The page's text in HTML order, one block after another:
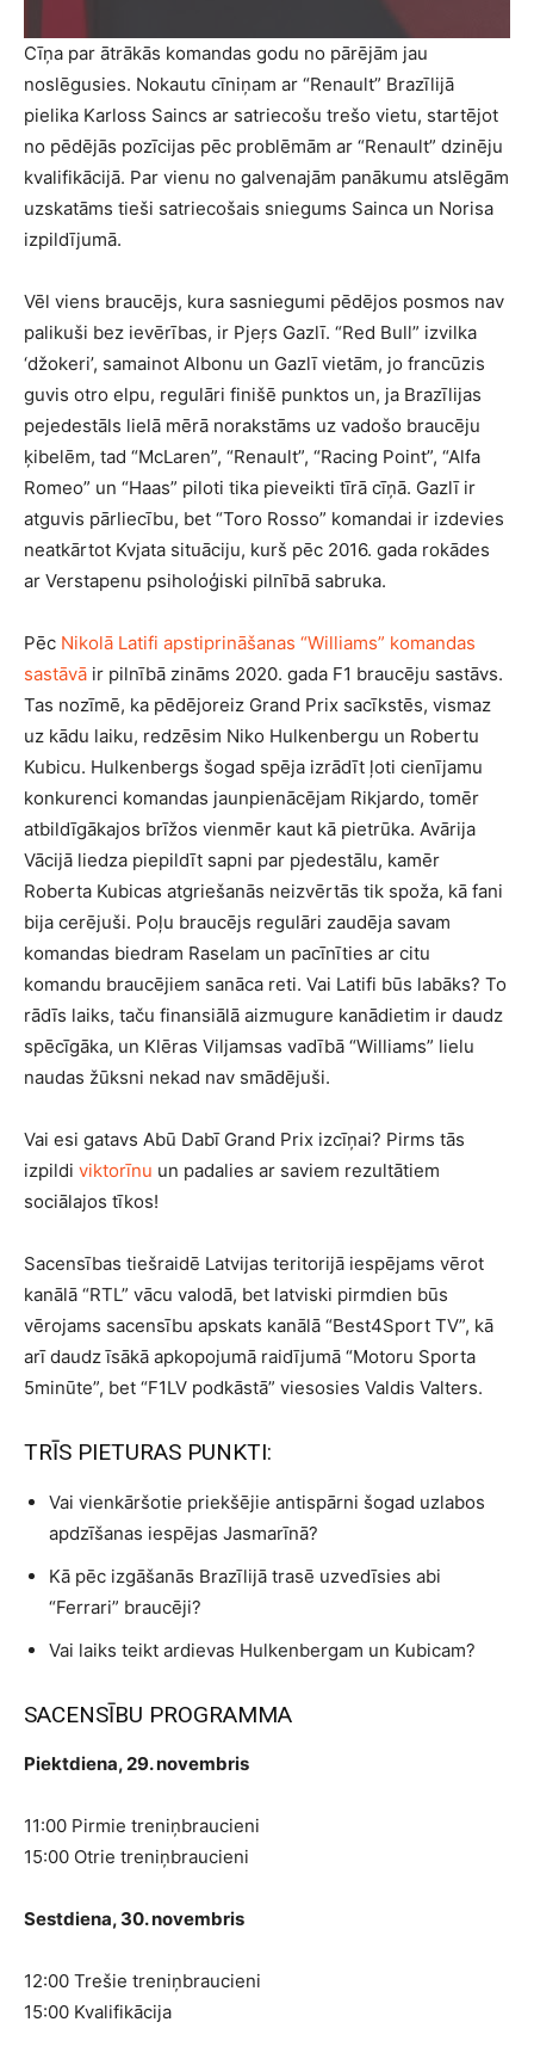
Cīņa par ātrākās komandas godu no pārējām jau
noslēgusies. Nokautu cīniņam ar “Renault” Brazīlijā
pielika Karloss Saincs ar satriecošu trešo vietu, startējot
no pēdējās pozīcijas pēc problēmām ar “Renault” dzinēju
kvalifikācijā. Par vienu no galvenajām panākumu atslēgām
uzskatāms tieši satriecošais sniegums Sainca un Norisa
izpildījumā.
Vēl viens braucējs, kura sasniegumi pēdējos posmos nav
palikuši bez ievērības, ir Pjeŗs Gazlī. “Red Bull” izvilka
‘džokeri’, samainot Albonu un Gazlī vietām, jo francūzis
guvis otro elpu, regulāri finišē punktos un, ja Brazīlijas
pejedestāls lielā mērā norakstāms uz vadošo braucēju
ķibelēm, tad “McLaren”, “Renault”, “Racing Point”, “Alfa
Romeo” un “Haas” piloti tika pieveikti tīrā cīņā. Gazlī ir
atguvis pārliecību, bet “Toro Rosso” komandai ir izdevies
neatkārtot Kvjata situāciju, kurš pēc 2016. gada rokādes
ar Verstapenu psiholoģiski pilnībā sabruka.
Pēc Nikolā Latifi apstiprināšanas “Williams” komandas
sastāvā ir pilnībā zināms 2020. gada F1 braucēju sastāvs.
Tas nozīmē, ka pēdējoreiz Grand Prix sacīkstēs, vismaz
uz kādu laiku, redzēsim Niko Hulkenbergu un Robertu
Kubicu. Hulkenbergs šogad spēja izrādīt ļoti cienījamu
konkurenci komandas jaunpienācējam Rikjardo, tomēr
atbildīgākajos brīžos vienmēr kaut kā pietrūka. Avārija
Vācijā liedza piepildīt sapni par pjedestālu, kamēr
Roberta Kubicas atgriešanās neizvērtās tik spoža, kā fani
bija cerējuši. Poļu braucējs regulāri zaudēja savam
komandas biedram Raselam un pacīnīties ar citu
komandu braucējiem sanāca reti. Vai Latifi būs labāks? To
rādīs laiks, taču finansiālā aizmugure kanādietim ir daudz
spēcīgāka, un Klēras Viljamsas vadībā “Williams” lielu
naudas žūksni nekad nav smādējuši.
Vai esi gatavs Abū Dabī Grand Prix izcīņai? Pirms tās
izpildi viktorīnu un padalies ar saviem rezultātiem
sociālajos tīkos!
Sacensības tiešraidē Latvijas teritorijā iespējams vērot
kanālā “RTL” vācu valodā, bet latviski pirmdien būs
vērojams sacensību apskats kanālā “Best4Sport TV”, kā
arī daudz īsākā apkopojumā raidījumā “Motoru Sporta
5minūte”, bet “F1LV podkāstā” viesosies Valdis Valters.
TRĪS PIETURAS PUNKTI:
Vai vienkāršotie priekšējie antispārni šogad uzlabos
apdzīšanas iespējas Jasmarīnā?
Kā pēc izgāšanās Brazīlijā trasē uzvedīsies abi
“Ferrari” braucēji?
Vai laiks teikt ardievas Hulkenbergam un Kubicam?
SACENSĪBU PROGRAMMA
Piektdiena, 29. novembris
11:00 Pirmie treniņbraucieni
15:00 Otrie treniņbraucieni
Sestdiena, 30. novembris
12:00 Trešie treniņbraucieni
15:00 Kvalifikācija